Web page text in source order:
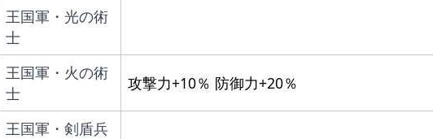
王国軍・光の術
士
王国軍・火の術
士
攻撃力+10％ 防御力+20％
王国軍・剣盾兵